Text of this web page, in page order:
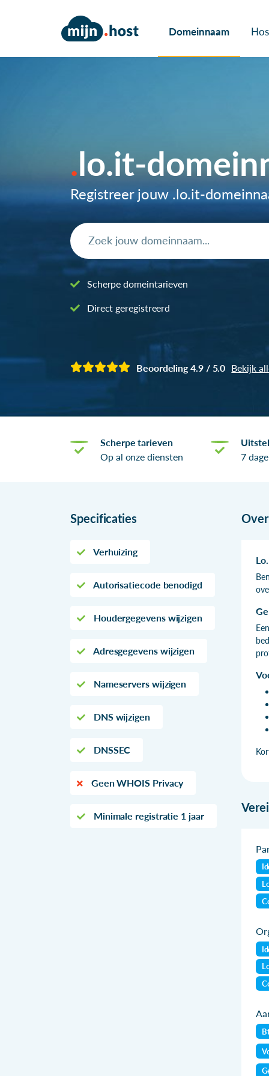
Domeinnaam
lo.it-
Registreer jouw .lo.it-
Scherpe domeintarieven
Direct geregistreerd
Beoordeling 4.9 / 5.0 Bekijk
Scherpe tarieven
Op al onze diensten
7
Specificaties
Verhuizing
Autorisatiecode benodigd
Houdergegevens wijzigen
Adresgegevens wijzigen
Nameservers wijzigen
DNS wijzigen
DNSSEC
Geen WHOIS Privacy
Minimale registratie 1 jaar
Over